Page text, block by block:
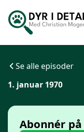
Se alle episoder
1. januar 1970
Abonnér